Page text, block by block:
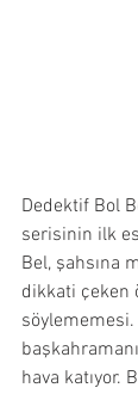
Dedektif Bol
serisinin ilk
Bel, şahsına
dikkati çeken
hava katıyor.